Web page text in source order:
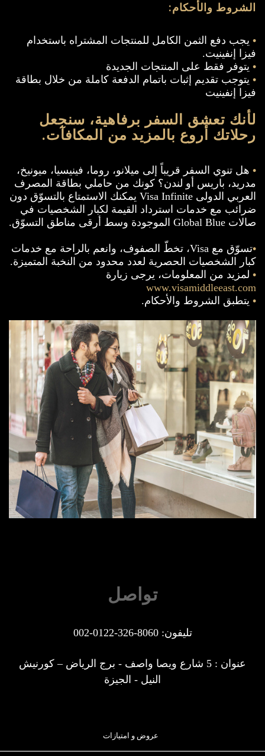
الشروط والأحكام:
• يجب دفع الثمن الكامل للمنتجات المشتراه باستخدام
فيزا إنفينيت.
• يتوفر فقط على المنتجات الجديدة
• يتوجب تقديم إثبات باتمام الدفعة كاملة من خلال بطاقة
فيزا إنفينيت
لأنك تعشق السفر برفاهية، سنجعل
رحلاتك أروع بالمزيد من المكافآت.
• هل تنوي السفر قريباً إلى ميلانو، روما، فينيسيا، ميونيخ،
مدريد، باريس أو لندن؟ كونك من حاملي بطاقة المصرف
العربي الدولى Visa Infinite يمكنك الاستمتاع بالتسوّق دون
ضرائب مع خدمات استرداد القيمة لكبار الشخصيات في
صالات Global Blue الموجودة وسط أرقى مناطق التسوّق.
•
تسوّق مع Visa، تخطّ الصفوف، وانعم بالراحة مع خدمات
كبار الشخصيات الحصرية لعدد محدود من النخبة المتميزة.
• لمزيد من المعلومات، يرجى زيارة
www.visamiddleeast.com
• يتطبق الشروط والأحكام.
تواصل
تليفون: 8060-326-0122-002
عنوان : 5 شارع ويصا واصف - برج الرياض – كورنيش
النيل - الجيزة
عروض و امتيازات